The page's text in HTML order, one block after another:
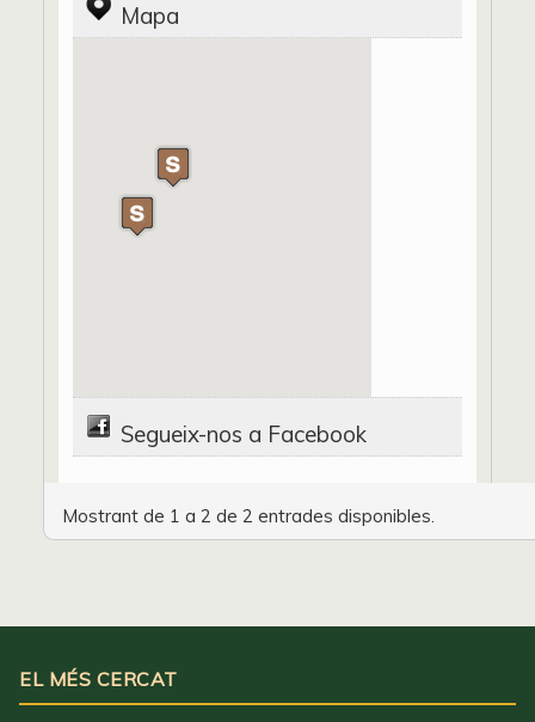
Mapa
Segueix-nos a Facebook
Mostrant de 1 a 2 de 2 entrades disponibles.
EL MÉS CERCAT